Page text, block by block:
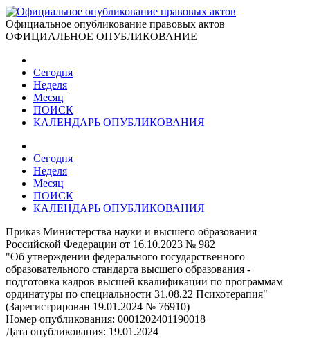
Официальное опубликование правовых актов
ОФИЦИАЛЬНОЕ ОПУБЛИКОВАНИЕ
Сегодня
Неделя
Месяц
ПОИСК
КАЛЕНДАРЬ ОПУБЛИКОВАНИЯ
Сегодня
Неделя
Месяц
ПОИСК
КАЛЕНДАРЬ ОПУБЛИКОВАНИЯ
Приказ Министерства науки и высшего образования
Российской Федерации от 16.10.2023 № 982
"Об утверждении федерального государственного
образовательного стандарта высшего образования -
подготовка кадров высшей квалификации по программам
ординатуры по специальности 31.08.22 Психотерапия"
(Зарегистрирован 19.01.2024 № 76910)
Номер опубликования: 0001202401190018
Дата опубликования: 19.01.2024